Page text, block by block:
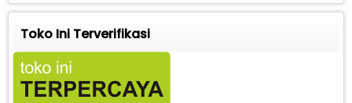
Toko Ini Terverifikasi